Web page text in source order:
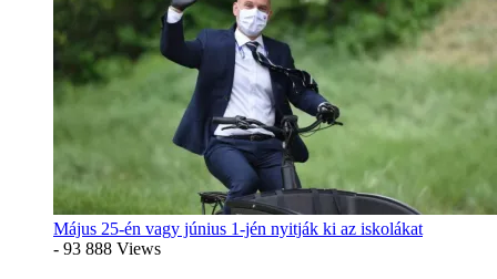
Május 25-én vagy június 1-jén nyitják ki az iskolákat
- 93 888 Views